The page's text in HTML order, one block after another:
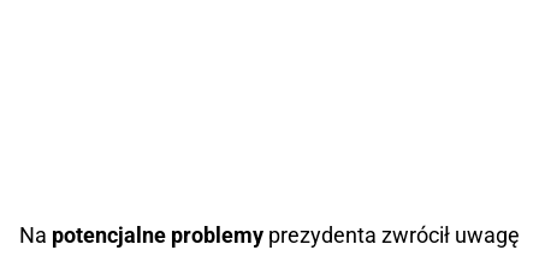
Na potencjalne problemy prezydenta zwrócił uwagę